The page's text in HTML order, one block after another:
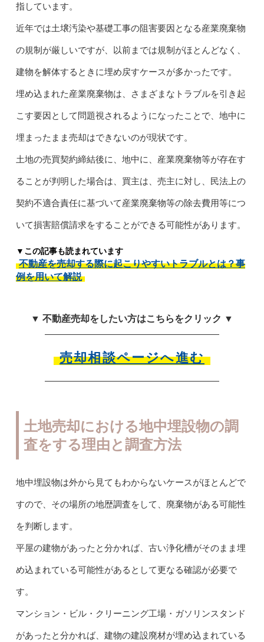
指しています。
近年では土壌汚染や基礎工事の阻害要因となる産業廃棄物
の規制が厳しいですが、以前までは規制がほとんどなく、
建物を解体するときに埋め戻すケースが多かったです。
埋め込まれた産業廃棄物は、さまざまなトラブルを引き起
こす要因として問題視されるようになったことで、地中に
埋まったまま売却はできないのが現状です。
土地の売買契約締結後に、地中に、産業廃棄物等が存在す
ることが判明した場合は、買主は、売主に対し、民法上の
契約不適合責任に基づいて産業廃棄物等の除去費用等につ
いて損害賠償請求をすることができる可能性があります。
▼この記事も読まれています
不動産を売却する際に起こりやすいトラブルとは？事
例を用いて解説
▼ 不動産売却をしたい方はこちらをクリック ▼
売却相談ページへ進む
土地売却における地中埋設物の調
査をする理由と調査方法
地中埋設物は外から見てもわからないケースがほとんどで
すので、その場所の地歴調査をして、廃棄物がある可能性
を判断します。
平屋の建物があったと分かれば、古い浄化槽がそのまま埋
め込まれている可能性があるとして更なる確認が必要で
す。
マンション・ビル・クリーニング工場・ガソリンスタンド
があったと分かれば、建物の建設廃材が埋め込まれている